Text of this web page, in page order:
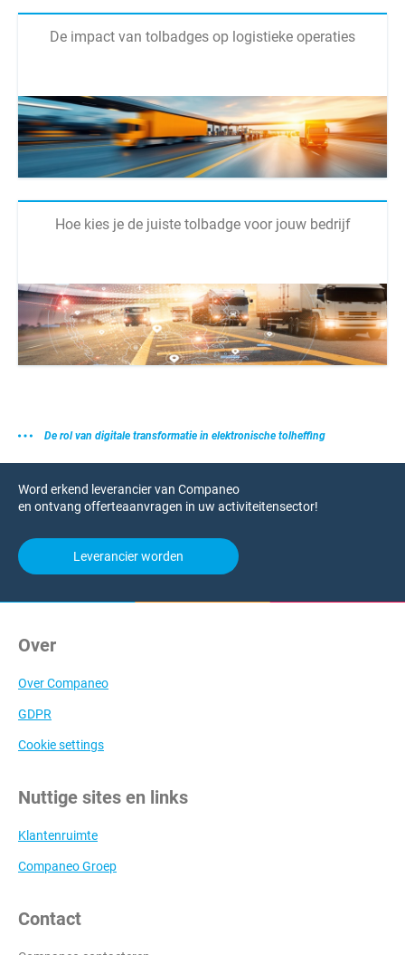
De impact van tolbadges op logistieke operaties
Hoe kies je de juiste tolbadge voor jouw bedrijf
De rol van digitale transformatie in elektronische tolheffing
Word erkend leverancier van Companeo
en ontvang offerteaanvragen in uw activiteitensector!
Leverancier worden
Over
Over Companeo
GDPR
Cookie settings
Nuttige sites en links
Klantenruimte
Companeo Groep
Contact